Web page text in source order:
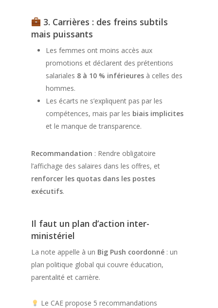
3. Carrières : des freins subtils
mais puissants
Les femmes ont moins accès aux
promotions et déclarent des prétentions
salariales 8 à 10 % inférieures à celles des
hommes.
Les écarts ne s’expliquent pas par les
compétences, mais par les biais implicites
et le manque de transparence.
Recommandation : Rendre obligatoire
l’affichage des salaires dans les offres, et
renforcer les quotas dans les postes
exécutifs.
Il faut un plan d’action inter-
ministériel
La note appelle à un Big Push coordonné : un
plan politique global qui couvre éducation,
parentalité et carrière.
Le CAE propose 5 recommandations